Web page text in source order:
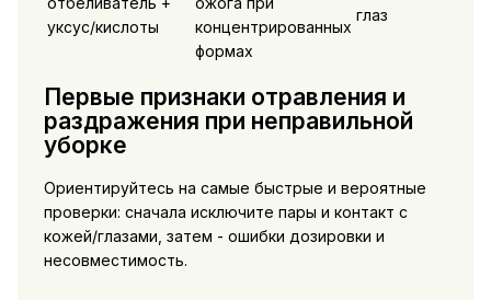
уксус/кислоты
концентрированных
формах
глаз
Первые признаки отравления и
раздражения при неправильной
уборке
Ориентируйтесь на самые быстрые и вероятные
проверки: сначала исключите пары и контакт с
кожей/глазами, затем - ошибки дозировки и
несовместимость.